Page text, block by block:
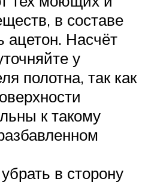
в составе
ацетон. Насчёт
у
полотна, так как
к такому
в сторону